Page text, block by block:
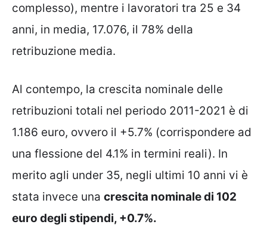
complesso), mentre i lavoratori tra 25 e 34
anni, in media, 17.076, il 78% della
retribuzione media.
Al contempo, la crescita nominale delle
retribuzioni totali nel periodo 2011-2021 è di
1.186 euro, ovvero il +5.7% (corrispondere ad
una flessione del 4.1% in termini reali). In
merito agli under 35, negli ultimi 10 anni vi è
stata invece una crescita nominale di 102
euro degli stipendi, +0.7%.